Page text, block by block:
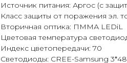
Источник питания: Аргос (с
Класс защиты от поражения эл.
Вторичная оптика: ПММА LEDiL
Цветовая температура
Индекс цветопередачи: 70
Светодиоды: CREE-Samsung